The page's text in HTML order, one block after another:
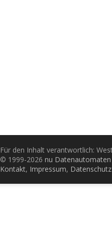
Für den Inhalt verantwortlich:
© 1999-2026 nu
Kontakt, Impressum, Datenschutz